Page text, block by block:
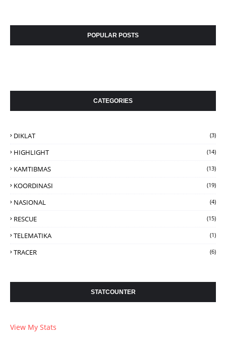
POPULAR POSTS
CATEGORIES
DIKLAT (3)
HIGHLIGHT (14)
KAMTIBMAS (13)
KOORDINASI (19)
NASIONAL (4)
RESCUE (15)
TELEMATIKA (1)
TRACER (6)
STATCOUNTER
View My Stats